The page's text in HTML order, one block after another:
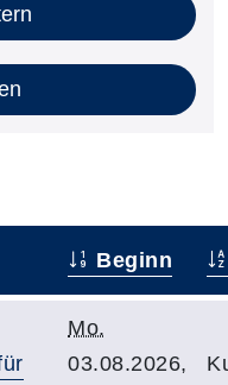
Beginn
Mo.
03.08.2026,